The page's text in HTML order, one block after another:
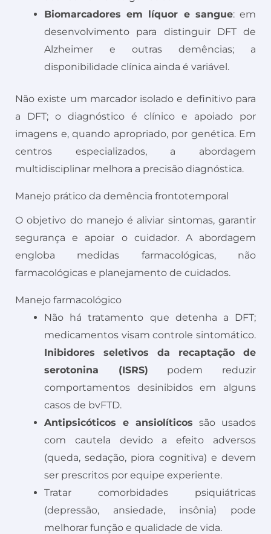
Biomarcadores em líquor e sangue: em
desenvolvimento para distinguir DFT de
Alzheimer e outras demências; a
disponibilidade clínica ainda é variável.
Não existe um marcador isolado e definitivo para
a DFT; o diagnóstico é clínico e apoiado por
imagens e, quando apropriado, por genética. Em
centros especializados, a abordagem
multidisciplinar melhora a precisão diagnóstica.
Manejo prático da demência frontotemporal
O objetivo do manejo é aliviar sintomas, garantir
segurança e apoiar o cuidador. A abordagem
engloba medidas farmacológicas, não
farmacológicas e planejamento de cuidados.
Manejo farmacológico
Não há tratamento que detenha a DFT;
medicamentos visam controle sintomático.
Inibidores seletivos da recaptação de
serotonina (ISRS) podem reduzir
comportamentos desinibidos em alguns
casos de bvFTD.
Antipsicóticos e ansiolíticos são usados
com cautela devido a efeito adversos
(queda, sedação, piora cognitiva) e devem
ser prescritos por equipe experiente.
Tratar comorbidades psiquiátricas
(depressão, ansiedade, insônia) pode
melhorar função e qualidade de vida.